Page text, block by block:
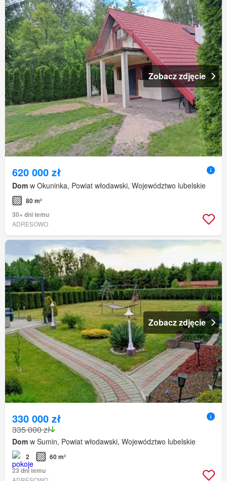
Zobacz zdjęcie
620 000 zł
Dom w Okuninka, Powiat włodawski, Województwo lubelskie
80 m²
30+ dni temu
ADRESOWO
Zobacz zdjęcie
330 000 zł
335 000 zł
Dom w Sumin, Powiat włodawski, Województwo lubelskie
2
60 m²
23 dni temu